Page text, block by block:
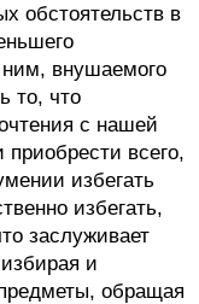
обстоятельств в
внушаемого
то, что
с нашей
всего,
избегать
избегать,
заслуживает
и
обращая